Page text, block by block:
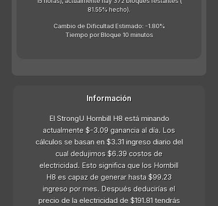
81.55% hecho).
Cambio de Dificultad Estimado: -1.80%
Tiempo por Bloque 10 minutos
Información
El StrongU Hornbill H8 está minando
actualmente $-3.09 ganancia al día. Los
cálculos se basan en $3.31 ingreso diario del
cual dedujimos $6.39 costos de
electricidad. Esto significa que los Hornbill
H8 es capaz de generar hasta $99.23
ingreso por mes. Después deducirías el
precio de la electricidad de $191.81 tendrás